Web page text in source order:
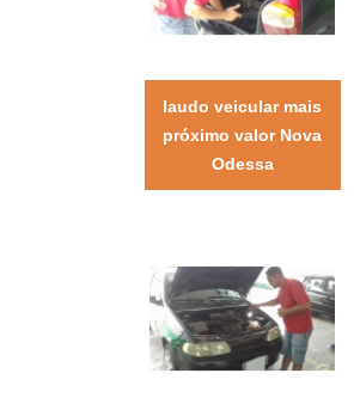
laudo veicular mais
próximo valor Nova
Odessa